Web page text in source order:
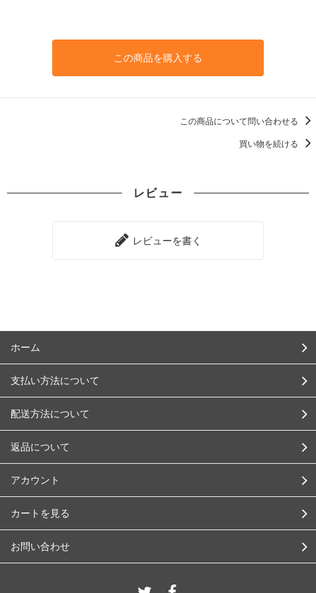
この商品を購入する
この商品について問い合わせる
買い物を続ける
レビュー
レビューを書く
ホーム
支払い方法について
配送方法について
返品について
アカウント
カートを見る
お問い合わせ